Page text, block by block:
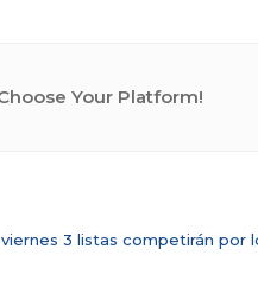
Your Platform!
3 listas competirán por